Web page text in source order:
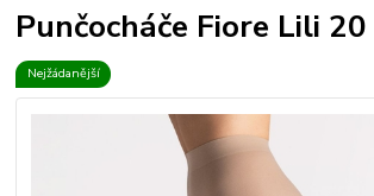
Punčocháče Fiore Lili 20
Nejžádanější